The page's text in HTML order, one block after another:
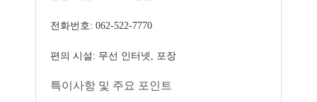
전화번호: 062-522-7770
편의 시설: 무선 인터넷, 포장
특이사항 및 주요 포인트